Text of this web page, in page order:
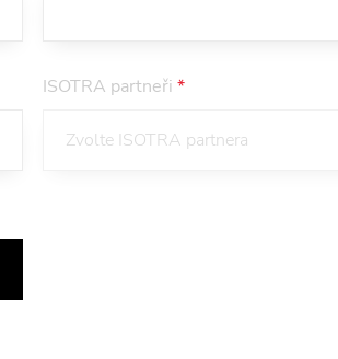
ISOTRA partneři*